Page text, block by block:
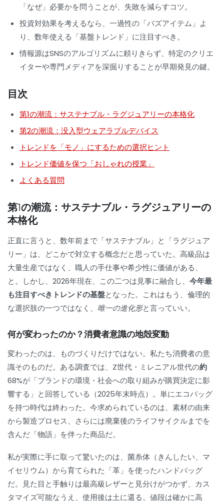
「なぜ」必要かを問うことが、失敗を減らすコツ。
投資対効果を考えるなら、一過性の「バズアイテム」よ
り、数年使える「基盤トレンド」に注目すべき。
情報源はSNSのアルゴリズムに頼りきらず、特定のクリエ
イターや専門メディアを深掘りすることが早期発見の鍵。
目次
第1の潮流：サステナブル・ラグジュアリーの本格化
第2の潮流：没入型ウェアラブルデバイス
トレンドを「モノ」にするための選択ヒント
トレンド価値を保つ「おしゃれの授業」
よくある質問
第1の潮流：サステナブル・ラグジュアリーの
本格化
正直に言うと、数年前まで「サステナブル」と「ラグジュア
リー」は、どこかで対立する概念だと思っていた。高級品は
大量生産ではなく、職人の手仕事や希少性に価値がある、
と。しかし、2026年現在、この二つは見事に融合し、 今年最
も注目すべきトレンドの基盤となった。これはもう、倫理的
な選択肢の一つではなく、 唯一の進化形と言っていい。
何が変わったのか？消費者意識の地殻変動
変わったのは、ものづくりだけではない。私たち消費者の意
識そのものだ。ある調査では、Z世代・ミレニアル世代の約
68%が「ブランドの環境・社会への取り組みが購買決定に影
響する」と回答している（2025年末時点）。単にエコバッグ
を持つ時代は終わった。今求められているのは、素材の由来
から製造プロセス、さらには廃棄後のライフサイクルまでを
含んだ「物語」を伴った商品だ。
私が実際に手に取って驚いたのは、菌糸体（きんしたい、マ
イセリウム）から育てられた「革」を使ったハンドバッグ
だ。見た目と手触りは最高級レザーと見分けがつかず、カス
タマイズ可能なうえ、使用後は土に還る。値段は確かに高